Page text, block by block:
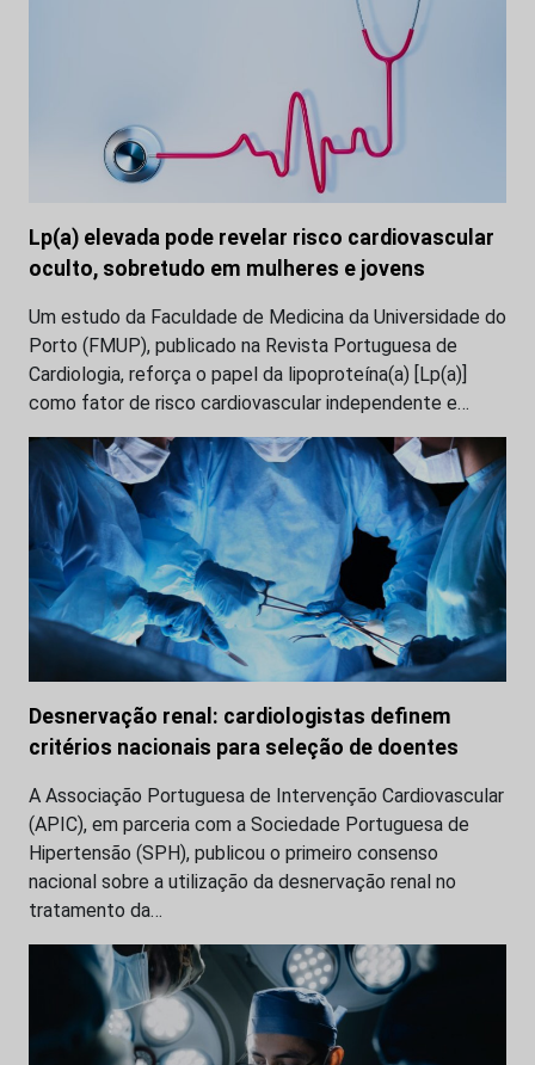
Lp(a) elevada pode revelar risco cardiovascular
oculto, sobretudo em mulheres e jovens
Um estudo da Faculdade de Medicina da Universidade do
Porto (FMUP), publicado na Revista Portuguesa de
Cardiologia, reforça o papel da lipoproteína(a) [Lp(a)]
como fator de risco cardiovascular independente e…
Desnervação renal: cardiologistas definem
critérios nacionais para seleção de doentes
A Associação Portuguesa de Intervenção Cardiovascular
(APIC), em parceria com a Sociedade Portuguesa de
Hipertensão (SPH), publicou o primeiro consenso
nacional sobre a utilização da desnervação renal no
tratamento da…